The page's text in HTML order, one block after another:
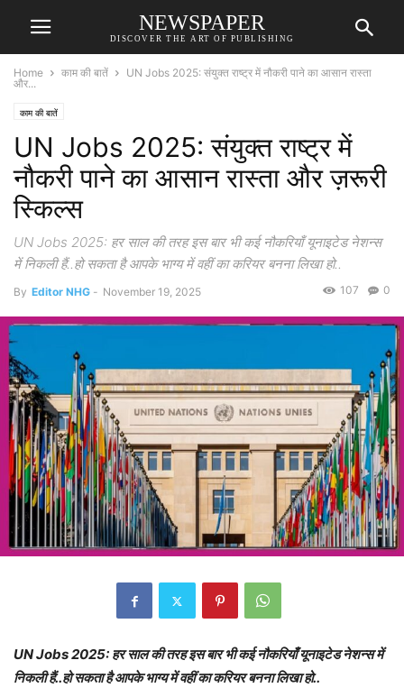
NEWSPAPER
DISCOVER THE ART OF PUBLISHING
Home काम की बातें
UN Jobs 2025: संयुक्त राष्ट्र में नौकरी पाने का आसान रास्ता
और...
काम की बातें
UN Jobs 2025: संयुक्त राष्ट्र में
नौकरी पाने का आसान रास्ता और ज़रूरी
स्किल्स
UN Jobs 2025: हर साल की तरह इस बार भी कई नौकरियाँ यूनाइटेड नेशन्स
में निकली हैं..हो सकता है आपके भाग्य में वहीं का करियर बनना लिखा हो..
By Editor NHG - November 19, 2025 0
107
UN Jobs 2025: हर साल की तरह इस बार भी कई नौकरियाँ यूनाइटेड नेशन्स में
निकली हैं..हो सकता है आपके भाग्य में वहीं का करियर बनना लिखा हो..